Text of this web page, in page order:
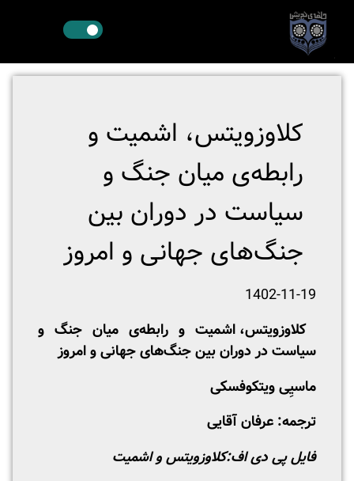
کلاوزویتس، اشمیت و
رابطه‌ی میان جنگ و
سیاست در دوران بین
جنگ‌های جهانی و امروز
1402-11-19
کلاوزویتس، اشمیت و رابطه‌ی میان جنگ و
سیاست در دوران بین جنگ‌های جهانی و امروز
ماسیِی ویتکوفسکی
ترجمه: عرفان آقایی
فایل پی دی اف:کلاوزویتس و اشمیت